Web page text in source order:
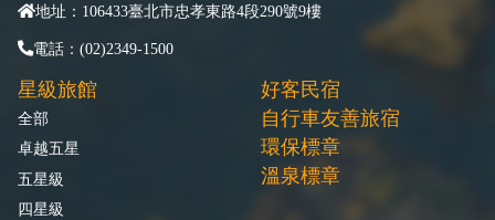
地址：106433臺北市忠孝東路4段290號9樓
電話：(02)2349-1500
星級旅館
全部
卓越五星
五星級
四星級
好客民宿
自行車友善旅宿
環保標章
溫泉標章